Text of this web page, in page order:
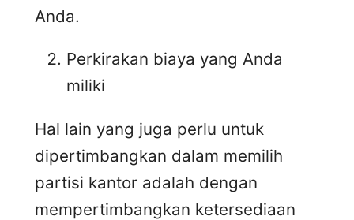
Anda.
Perkirakan biaya yang Anda
miliki
Hal lain yang juga perlu untuk
dipertimbangkan dalam memilih
partisi kantor adalah dengan
mempertimbangkan ketersediaan